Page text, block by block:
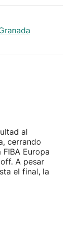
al
cerrando
Europa
A pesar
el final, la